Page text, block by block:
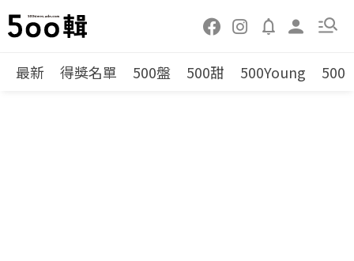
最新 得獎名單 500盤 500甜 500Young 500